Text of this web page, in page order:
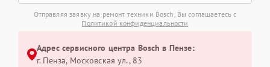
Отправляя заявку на ремонт техники Bosch, Вы соглашаетесь с
Политикой конфиденциальности
Адрес сервисного центра Bosch в Пензе:
г. Пенза, Московская ул., 83